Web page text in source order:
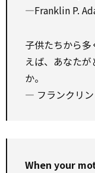
—Franklin P.
子供たちから
えば、あなた
か。
― フランクリン
When your